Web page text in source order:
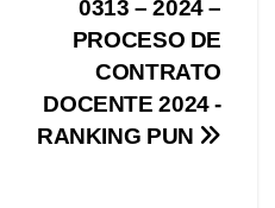
0313 – 2024 –
PROCESO DE
CONTRATO
DOCENTE 2024 -
RANKING PUN